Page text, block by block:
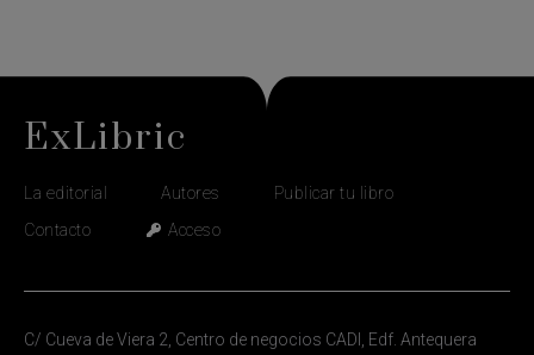
ExLibric
La editorial Autores
Publicar tu libro
Contacto
Acceso
C/ Cueva de Viera 2, Centro de negocios CADI, Edf. Antequera